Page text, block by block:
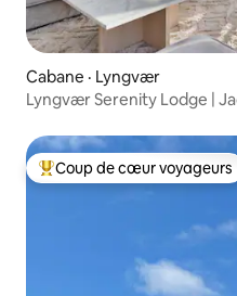
Cabane · Lyngvær
Lyngvær Serenity Lodge |
Coup de cœur voyageurs
Coup de cœur voyageurs